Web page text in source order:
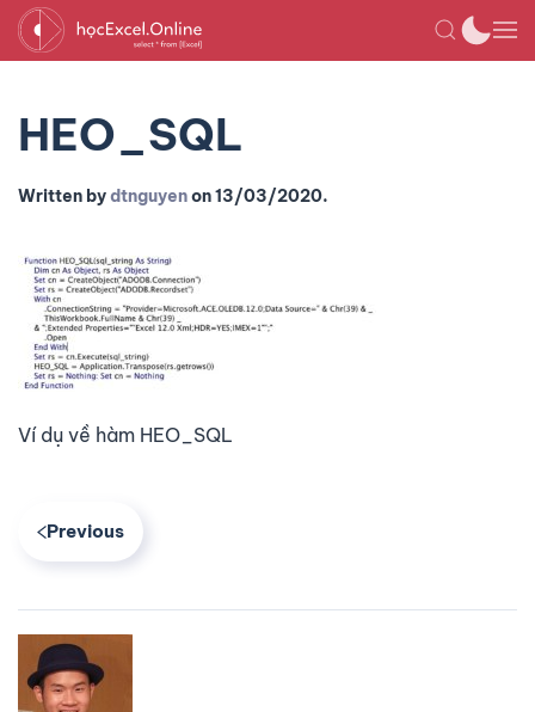
HEO_SQL
Written bydtnguyenon13/03/2020.
Ví dụ về hàm HEO_SQL
Previous